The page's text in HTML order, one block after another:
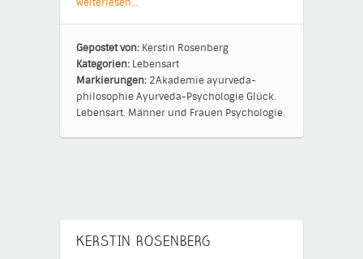
weiterlesen…
Gepostet von: Kerstin Rosenberg
Kategorien: Lebensart
Markierungen: 2Akademieayurveda-
philosophieAyurveda-Psychologie Glück.
Lebensart. Männer und Frauen Psychologie.
KERSTIN ROSENBERG